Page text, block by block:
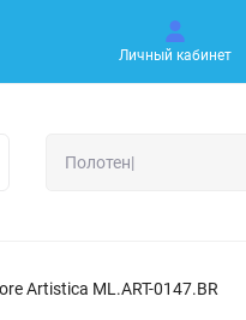
Личный кабинет
Artistica ML.ART-0147.BR